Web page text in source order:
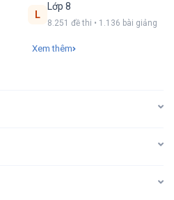
L
Lớp 8
8.251 đề thi • 1.136 bài giảng
Xem thêm